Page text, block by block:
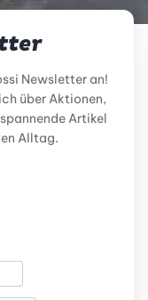
Newsletter an!
über Aktionen,
Artikel
Alltag.